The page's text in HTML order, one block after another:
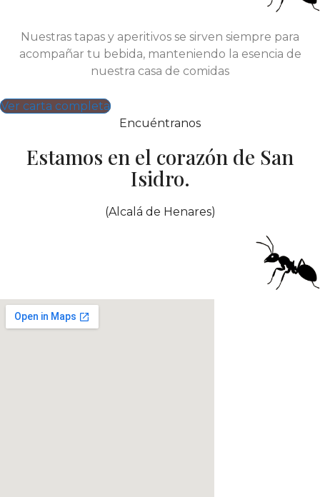
Nuestras tapas y aperitivos se sirven siempre para
acompañar tu bebida, manteniendo la esencia de
nuestra casa de comidas
Ver carta completa
Encuéntranos
Estamos en el corazón de San
Isidro.
(Alcalá de Henares)